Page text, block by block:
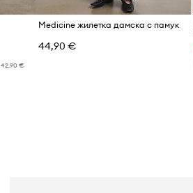
42,90 €
Medicine жилетка дамска с памук
44,90 €